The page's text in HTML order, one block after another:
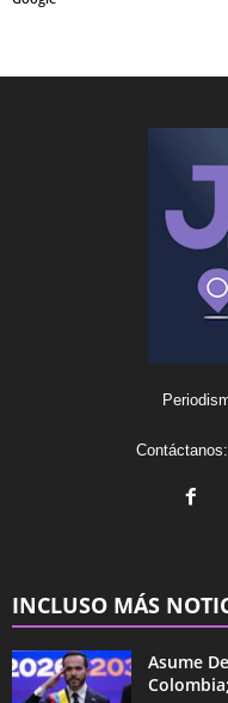
Contáctanos:
INCLUSO MÁS
Asume